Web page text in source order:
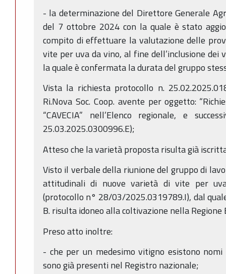
- la determinazione del Direttore Generale
del 7 ottobre 2024 con la quale è stato
compito di effettuare la valutazione delle
vite per uva da vino, al fine dell’inclusione dei
la quale è confermata la durata del gruppo
Vista la richiesta protocollo n.
Ri.Nova Soc. Coop. avente per oggetto:
“CAVECIA” nell’Elenco regionale, e
25.03.2025.0300996.E);
Atteso che la varietà proposta risulta già
Visto il verbale della riunione del gruppo di
attitudinali di nuove varietà di vite per
(protocollo n° 28/03/2025.0319789.I), dal
B. risulta idoneo alla coltivazione nella
Preso atto inoltre:
- che per un medesimo vitigno esistono
sono già presenti nel Registro nazionale;